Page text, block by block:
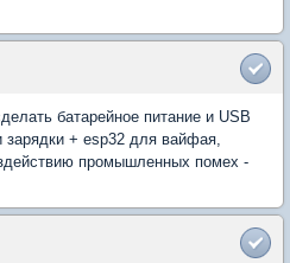
батарейное питание и USB
+ esp32 для вайфая,
промышленных помех -